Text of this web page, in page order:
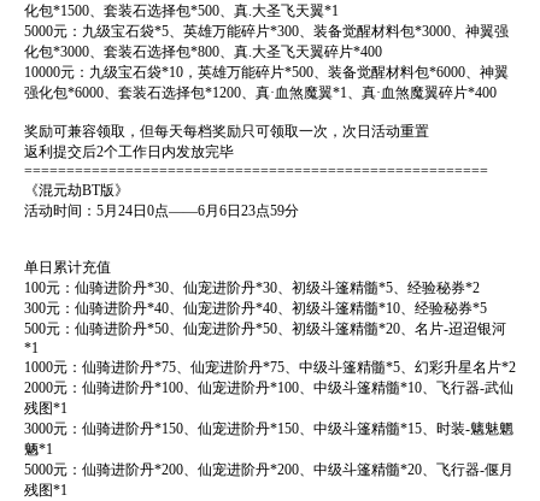
化包*1500、套装石选择包*500、真.大圣飞天翼*1
5000元：九级宝石袋*5、英雄万能碎片*300、装备觉醒材料包*3000、神翼强
化包*3000、套装石选择包*800、真.大圣飞天翼碎片*400
10000元：九级宝石袋*10，英雄万能碎片*500、装备觉醒材料包*6000、神翼
强化包*6000、套装石选择包*1200、真·血煞魔翼*1、真·血煞魔翼碎片*400
奖励可兼容领取，但每天每档奖励只可领取一次，次日活动重置
返利提交后2个工作日内发放完毕
=======================================================
《混元劫BT版》
活动时间：5月24日0点——6月6日23点59分
单日累计充值
100元：仙骑进阶丹*30、仙宠进阶丹*30、初级斗篷精髓*5、经验秘券*2
300元：仙骑进阶丹*40、仙宠进阶丹*40、初级斗篷精髓*10、经验秘券*5
500元：仙骑进阶丹*50、仙宠进阶丹*50、初级斗篷精髓*20、名片-迢迢银河
*1
1000元：仙骑进阶丹*75、仙宠进阶丹*75、中级斗篷精髓*5、幻彩升星名片*2
2000元：仙骑进阶丹*100、仙宠进阶丹*100、中级斗篷精髓*10、飞行器-武仙
残图*1
3000元：仙骑进阶丹*150、仙宠进阶丹*150、中级斗篷精髓*15、时装-魑魅魍
魉*1
5000元：仙骑进阶丹*200、仙宠进阶丹*200、中级斗篷精髓*20、飞行器-偃月
残图*1